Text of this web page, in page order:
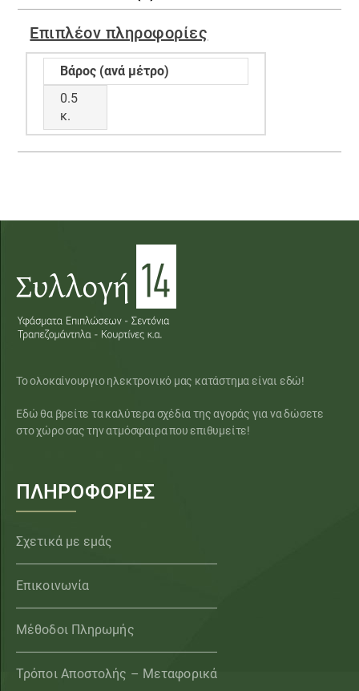
Επιπλέον πληροφορίες
Βάρος (ανά μέτρο)
0.5
κ.
Το ολοκαίνουργιο ηλεκτρονικό μας κατάστημα είναι εδώ!
Εδώ θα βρείτε τα καλύτερα σχέδια της αγοράς για να δώσετε
στο χώρο σας την ατμόσφαιρα που επιθυμείτε!
ΠΛΗΡΟΦΟΡΙΕΣ
Σχετικά με εμάς
Επικοινωνία
Μέθοδοι Πληρωμής
Τρόποι Αποστολής – Μεταφορικά